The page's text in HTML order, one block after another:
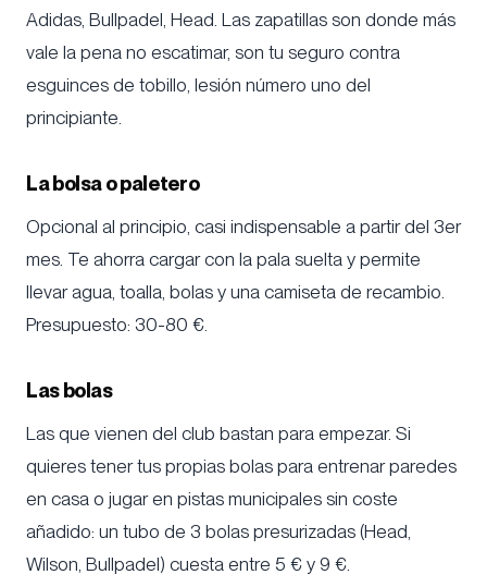
Adidas, Bullpadel, Head. Las zapatillas son donde más
vale la pena no escatimar, son tu seguro contra
esguinces de tobillo, lesión número uno del
principiante.
La bolsa o paletero
Opcional al principio, casi indispensable a partir del 3er
mes. Te ahorra cargar con la pala suelta y permite
llevar agua, toalla, bolas y una camiseta de recambio.
Presupuesto: 30-80 €.
Las bolas
Las que vienen del club bastan para empezar. Si
quieres tener tus propias bolas para entrenar paredes
en casa o jugar en pistas municipales sin coste
añadido: un tubo de 3 bolas presurizadas (Head,
Wilson, Bullpadel) cuesta entre 5 € y 9 €.